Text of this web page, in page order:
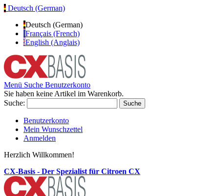
Deutsch (German)
Deutsch (German)
Français (French)
English (Anglais)
Menü Suche Benutzerkonto
Sie haben keine Artikel im Warenkorb.
Suche:
Suche
Benutzerkonto
Mein Wunschzettel
Anmelden
Herzlich Willkommen!
CX-Basis - Der Spezialist für Citroen CX